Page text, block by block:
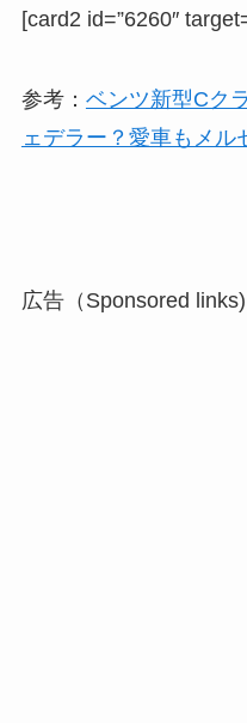
[card2 id=”6260″
参考： ベンツ新型Cク
ェデラー？愛車もメル
広告（Sponsored links)